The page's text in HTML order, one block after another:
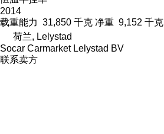
2014
载重能力 31,850 千克 净重 9,152 千克
荷兰, Lelystad
Socar Carmarket Lelystad BV
联系卖方